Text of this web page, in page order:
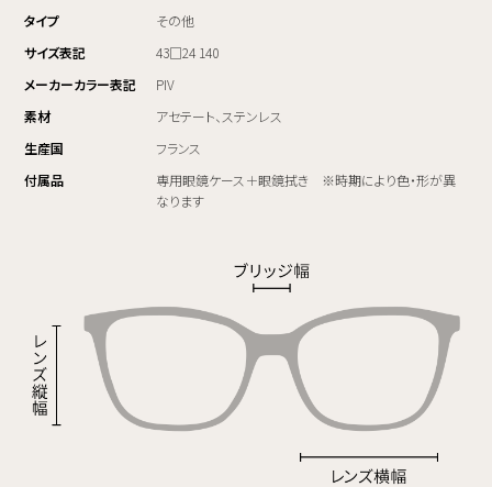
タイプ
その他
サイズ表記
43□24 140
メーカーカラー表記
PIV
素材
アセテート、ステンレス
生産国
フランス
付属品
専用眼鏡ケース＋眼鏡拭き ※時期により色・形が異
なります